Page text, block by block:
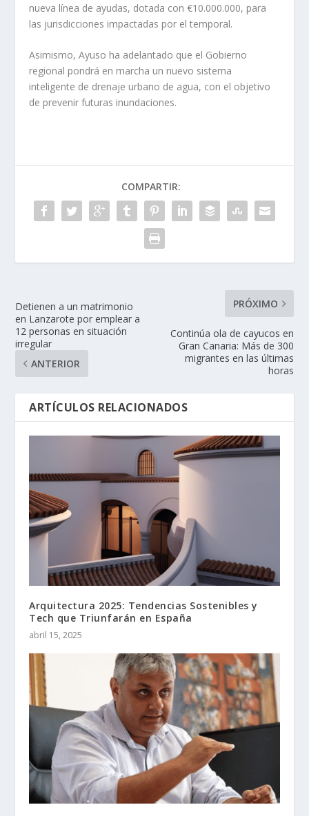
nueva línea de ayudas, dotada con €10.000.000, para
las jurisdicciones impactadas por el temporal.
Asimismo, Ayuso ha adelantado que el Gobierno
regional pondrá en marcha un nuevo sistema
inteligente de drenaje urbano de agua, con el objetivo
de prevenir futuras inundaciones.
COMPARTIR:
Detienen a un matrimonio
en Lanzarote por emplear a
12 personas en situación
irregular
ANTERIOR
PRÓXIMO
Continúa ola de cayucos en
Gran Canaria: Más de 300
migrantes en las últimas
horas
ARTÍCULOS RELACIONADOS
Arquitectura 2025: Tendencias Sostenibles y
Tech que Triunfarán en España
abril 15, 2025